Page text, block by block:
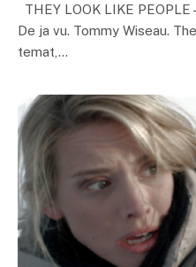
THEY LOOK LIKE PEOPLE
De ja vu. Tommy Wiseau.
temat,…